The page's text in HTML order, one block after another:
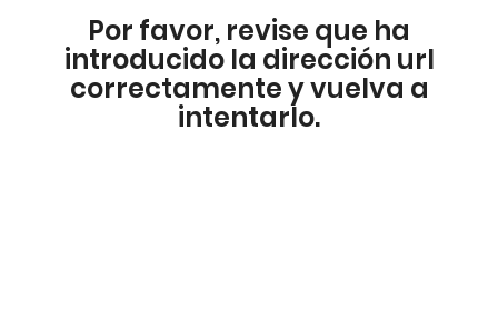
Por favor, revise que ha
introducido la dirección url
correctamente y vuelva a
intentarlo.